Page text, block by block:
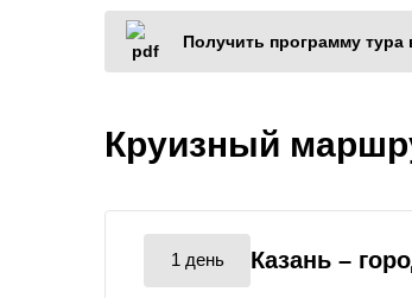
Получить программу тура
Круизный
1 день Казань –